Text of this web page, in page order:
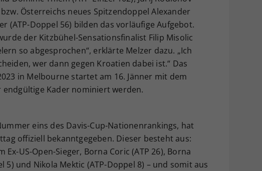
Österreichs neues Spitzendoppel Alexander
(ATP-Doppel 56) bilden das vorläufige Aufgebot.
der Kitzbühel-Sensationsfinalist Filip Misolic
so abgesprochen“, erklärte Melzer dazu. „Ich
wer dann gegen Kroatien dabei ist.“ Das
in Melbourne startet am 16. Jänner mit dem
endgültige Kader nominiert werden.
eins des Davis-Cup-Nationenrankings, hat
offiziell bekanntgegeben. Dieser besteht aus:
Ex-US-Open-Sieger, Borna Coric (ATP 26), Borna
5) und Nikola Mektic (ATP-Doppel 8) – und somit aus